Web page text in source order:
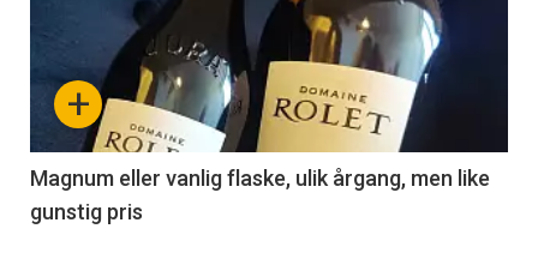
akkurat
nå
3
+
Magnum eller vanlig flaske, ulik årgang, men like
gunstig pris